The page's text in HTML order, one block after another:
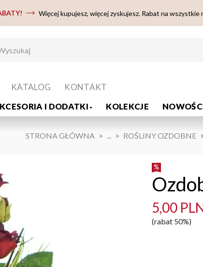
Więcej kupujesz, więcej zyskujesz. Rabat na wszystkie
I DODATKI KOLEKCJE
KATALOG KONTAKT
STRONA GŁÓWNA ... ROŚLINY OZDOBNE
5,00
(rabat 50%)